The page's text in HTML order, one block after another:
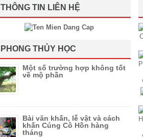
THÔNG TIN LIÊN HỆ
PHONG THỦY HỌC
Một số trường hợp không tốt
về mộ phần
Bài văn khấn, lễ vật và cách
khấn Cúng Cô Hồn hàng
tháng